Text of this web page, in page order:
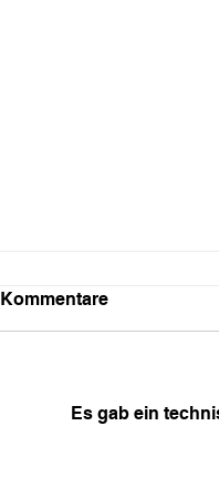
Kommentare
Es gab ein